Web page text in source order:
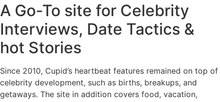
A Go-To site for Celebrity
Interviews, Date Tactics &
hot Stories
Since 2010, Cupid’s heartbeat features remained on top of
celebrity development, such as births, breakups, and
getaways. The site in addition covers food, vacation,